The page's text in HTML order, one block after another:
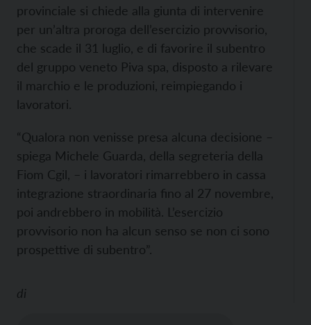
provinciale si chiede alla giunta di intervenire
per un’altra proroga dell’esercizio provvisorio,
che scade il 31 luglio, e di favorire il subentro
del gruppo veneto Piva spa, disposto a rilevare
il marchio e le produzioni, reimpiegando i
lavoratori.
“Qualora non venisse presa alcuna decisione –
spiega Michele Guarda, della segreteria della
Fiom Cgil, – i lavoratori rimarrebbero in cassa
integrazione straordinaria fino al 27 novembre,
poi andrebbero in mobilità. L’esercizio
provvisorio non ha alcun senso se non ci sono
prospettive di subentro”.
di